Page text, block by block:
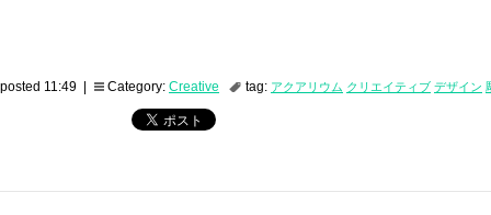
posted 11:49 | Category: Creative tag: アクアリウム クリエイティブ デザイン